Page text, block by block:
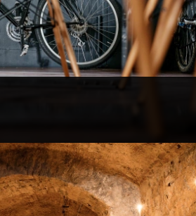
| Branding mit
| Corporate